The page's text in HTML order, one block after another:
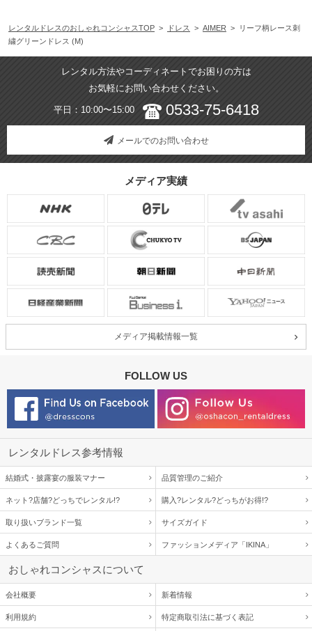
レンタルドレスのおしゃれコンシャスTOP > ドレス > AIMER > リーフ柄レース刺
繍グリーンドレス (M)
レンタル方法やコーディネートでお困りの方は
お気軽にお問い合わせください。
平日：10:00〜15:00 0533-75-6418
メールでのお問い合わせ
メディア実績
メディア掲載情報一覧
FOLLOW US
レンタルドレス参考情報
結婚式・披露宴の服装マナー 品質管理のご紹介
ネット?店舗?どっちでレンタル!? 購入?レンタル?どっちがお得!?
取り扱いブランド一覧 サイズガイド
よくあるご質問 ファッションメディア「IKINA」
おしゃれコンシャスについて
会社概要 新着情報
利用規約 特定商取引法に基づく表記